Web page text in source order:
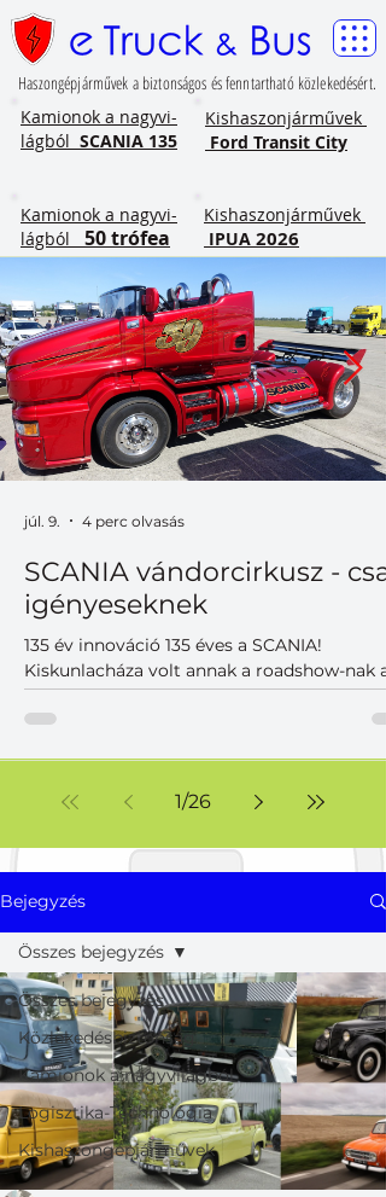
Haszongépjárművek a biztonságos és fenntartható közlekedésért.
​Kamionok a nagyvi-
lágból SCANIA 135
Kishaszonjárművek
Ford Transit City
Kishaszonjárművek
IPUA 2026
​Kamionok a nagyvi-
lágból
50 trófea
SCANIA vándorcirkusz -
igényeseknek
135 év innováció 135 éves a SCANIA!
Kiskunlacháza volt annak a roadshow-nak az
utolsó állomása a Közép-Európai régióban,
ahol a magyar partnerek is találkozhattak
duruzsoló dízelek mellett hangsúlyos
melyek már a jelen, de inkább a közeljövő új
világának korszerű járműveit képviselték.
voltak hagyományos prezentációk, viszont
júl. 9. 4 perc olvasás
1/26
Bejegyzés
Összes bejegyzés
Közlekedésbiztonság
Kamionok a nagyvilágból
Logisztika-Technológia
Kishaszongépjárművek
Összes bejegyzés